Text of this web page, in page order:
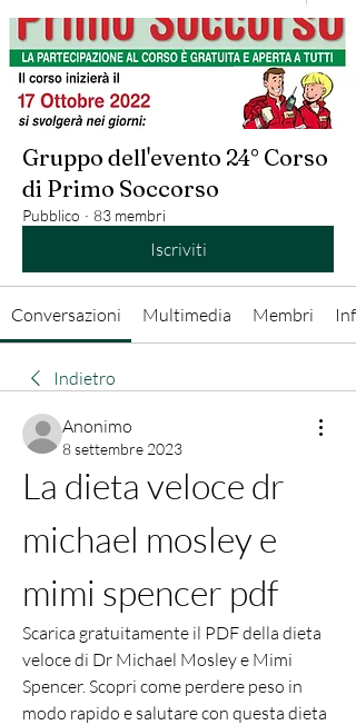
Gruppo dell'evento 24° Corso
di Primo Soccorso
Pubblico · 83 membri
Iscriviti
Conversazioni Multimedia Membri Info
Indietro
Anonimo
8 settembre 2023
La dieta veloce dr
michael mosley e
mimi spencer pdf
Scarica gratuitamente il PDF della dieta
veloce di Dr Michael Mosley e Mimi
Spencer. Scopri come perdere peso in
modo rapido e salutare con questa dieta